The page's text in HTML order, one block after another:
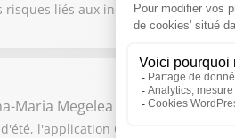
risques liés aux incendies, de plus
Maria Megelea
l'application Corneille aide les